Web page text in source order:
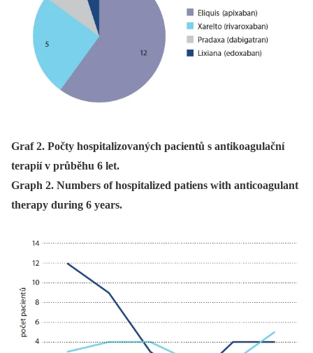
Graf 2. Počty hospitalizovaných pacientů s antikoagulační
terapií v průběhu 6 let.
Graph 2. Numbers of hospitalized patiens with anticoagulant
therapy during 6 years.